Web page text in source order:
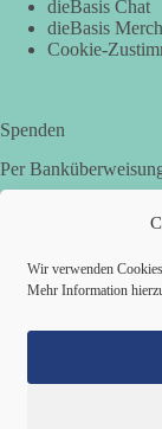
Wir verwenden
Mehr Information
dieBasis Chat
dieBasis
Cookie-
Spenden
Per
IBAN: DE95 7205
BIC: